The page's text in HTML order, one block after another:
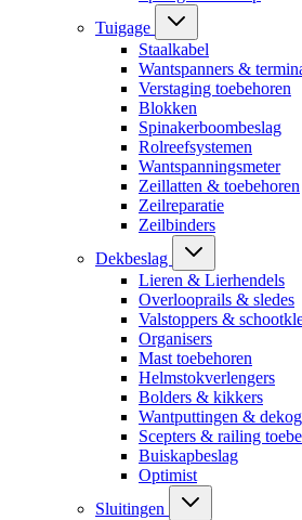
Tuigage
Staalkabel
Wantspanners &
Verstaging toebehoren
Blokken
Spinakerboombeslag
Rolreefsystemen
Wantspanningsmeter
Zeillatten & toebehoren
Zeilreparatie
Zeilbinders
Dekbeslag
Lieren & Lierhendels
Overlooprails & sledes
Valstoppers &
Organisers
Mast toebehoren
Helmstokverlengers
Bolders & kikkers
Wantputtingen &
Scepters & railing
Buiskapbeslag
Optimist
Sluitingen